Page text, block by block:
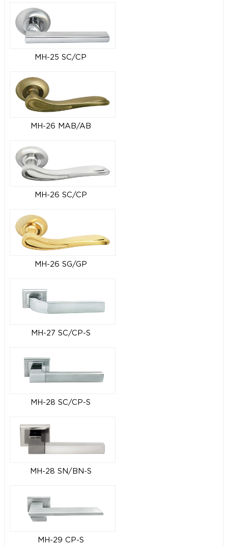
MH-25 SC/CP
MH-26 MAB/AB
MH-26 SC/CP
MH-26 SG/GP
MH-27 SC/CP-S
MH-28 SC/CP-S
MH-28 SN/BN-S
MH-29 CP-S